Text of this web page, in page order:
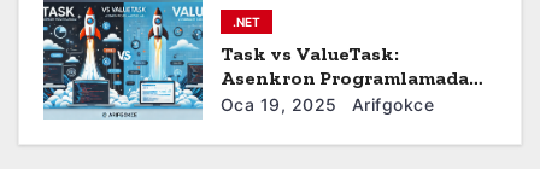
.NET
Task vs ValueTask:
Asenkron Programlamada
Verimlilik Farkları
Oca 19, 2025 Arifgokce